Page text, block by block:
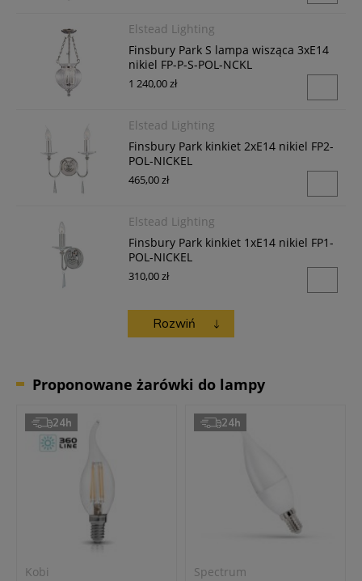
Elstead Lighting
Finsbury Park S lampa wisząca 3xE14
nikiel FP-P-S-POL-NCKL
1 240,00 zł
Elstead Lighting
Finsbury Park kinkiet 2xE14 nikiel FP2-
POL-NICKEL
465,00 zł
Elstead Lighting
Finsbury Park kinkiet 1xE14 nikiel FP1-
POL-NICKEL
310,00 zł
Elstead Lighting
Finsbury Park lampa wisząca 3xE14
Rozwiń
Proponowane żarówki do lampy
Kobi
24h
Spectrum
24h